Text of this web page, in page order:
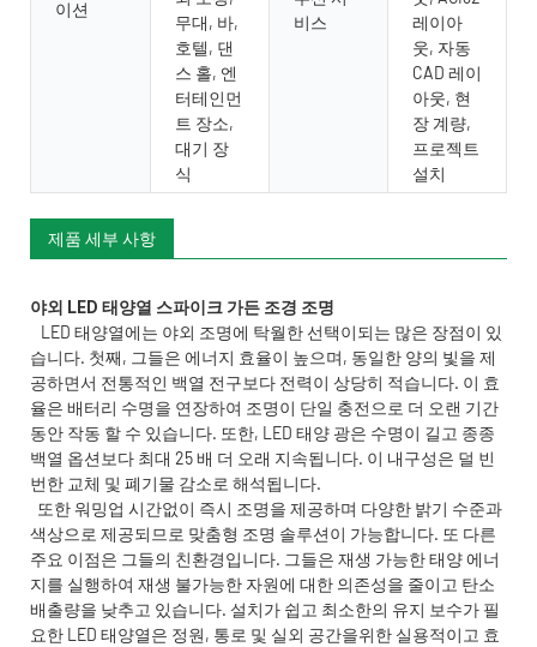
이션
무대, 바,
호텔, 댄
스 홀, 엔
터테인먼
트 장소,
대기 장
식
비스
레이아
웃, 자동
CAD 레이
아웃, 현
장 계량,
프로젝트
설치
제품 세부 사항
LED 태양열에는 야외 조명에 탁월한 선택이되는 많은 장점이 있
습니다. 첫째, 그들은 에너지 효율이 높으며, 동일한 양의 빛을 제
공하면서 전통적인 백열 전구보다 전력이 상당히 적습니다. 이 효
율은 배터리 수명을 연장하여 조명이 단일 충전으로 더 오랜 기간
동안 작동 할 수 있습니다. 또한, LED 태양 광은 수명이 길고 종종
백열 옵션보다 최대 25 배 더 오래 지속됩니다. 이 내구성은 덜 빈
번한 교체 및 폐기물 감소로 해석됩니다.
또한 워밍업 시간없이 즉시 조명을 제공하며 다양한 밝기 수준과
색상으로 제공되므로 맞춤형 조명 솔루션이 가능합니다. 또 다른
주요 이점은 그들의 친환경입니다. 그들은 재생 가능한 태양 에너
지를 실행하여 재생 불가능한 자원에 대한 의존성을 줄이고 탄소
배출량을 낮추고 있습니다. 설치가 쉽고 최소한의 유지 보수가 필
요한 LED 태양열은 정원, 통로 및 실외 공간을위한 실용적이고 효